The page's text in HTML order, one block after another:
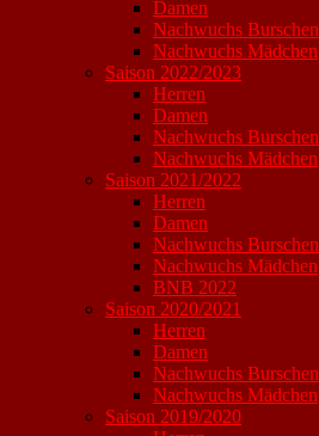
Damen
Nachwuchs Burschen
Nachwuchs Mädchen
Saison 2022/2023
Herren
Damen
Nachwuchs Burschen
Nachwuchs Mädchen
Saison 2021/2022
Herren
Damen
Nachwuchs Burschen
Nachwuchs Mädchen
BNB 2022
Saison 2020/2021
Herren
Damen
Nachwuchs Burschen
Nachwuchs Mädchen
Saison 2019/2020